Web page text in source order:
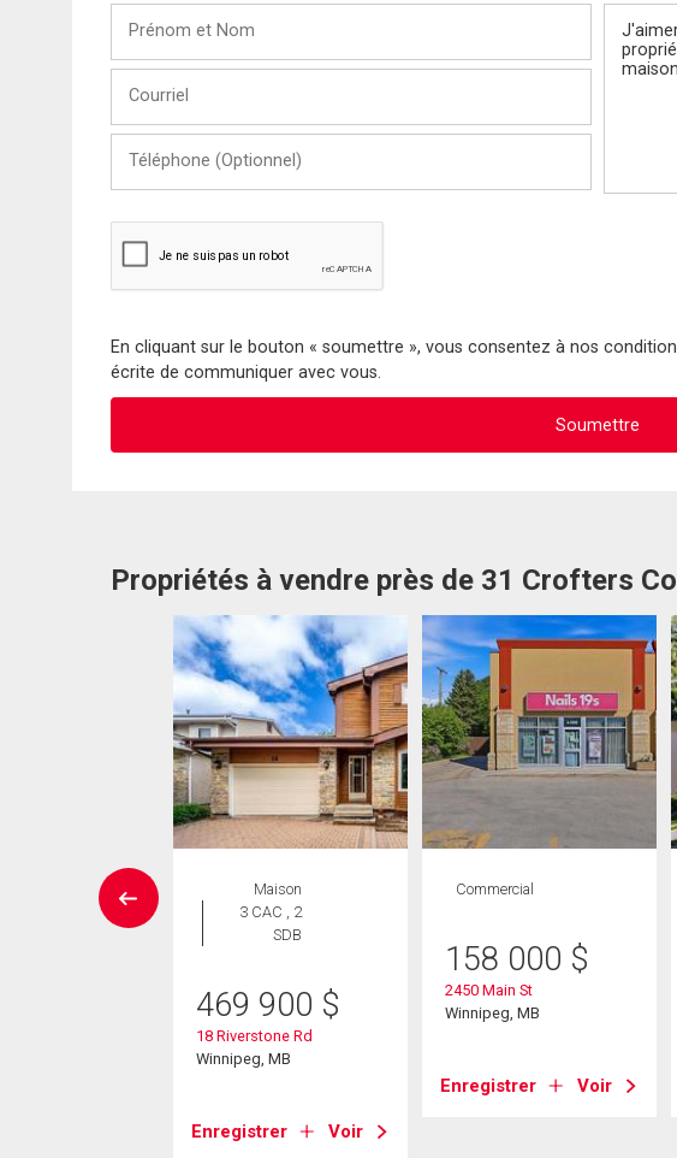
Nom
(Optionnel)
En cliquant sur le bouton « soumettre », vous consentez à nos
écrite de communiquer avec vous.
Propriétés à vendre près de 31 Crofters
DE PRESTIGE
Maison
3 CAC , 2
SDB
469 900 $
18 Riverstone Rd
Winnipeg, MB
Enregistrer Voir
Commercial
158 000 $
2450 Main St
Winnipeg, MB
Enregistrer Voir